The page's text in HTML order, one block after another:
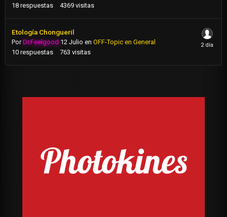
18 respuestas 4369 visitas
Etología Chongueril
PorDr.Feelgood 12 Julio en OFF-Topic en General
10 respuestas 763 visitas